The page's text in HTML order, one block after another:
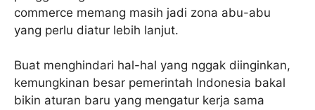
commerce memang masih jadi zona abu-abu
yang perlu diatur lebih lanjut.
Buat menghindari hal-hal yang nggak diinginkan,
kemungkinan besar pemerintah Indonesia bakal
bikin aturan baru yang mengatur kerja sama